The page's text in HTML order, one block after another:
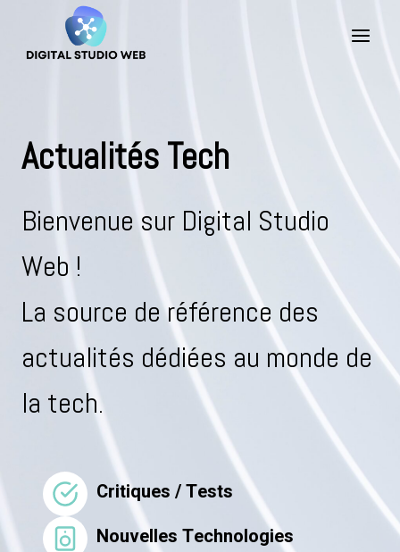
content
Actualités Tech
Bienvenue sur Digital Studio
Web !
La source de référence des
actualités dédiées au monde de
la tech.
Critiques / Tests
Nouvelles Technologies